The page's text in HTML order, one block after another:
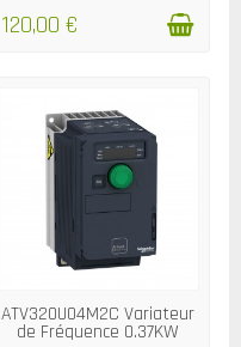
120,00 €
DÉLAIS, NOUS CONTACTER
ATV320U04M2C Variateur
de Fréquence 0.37KW